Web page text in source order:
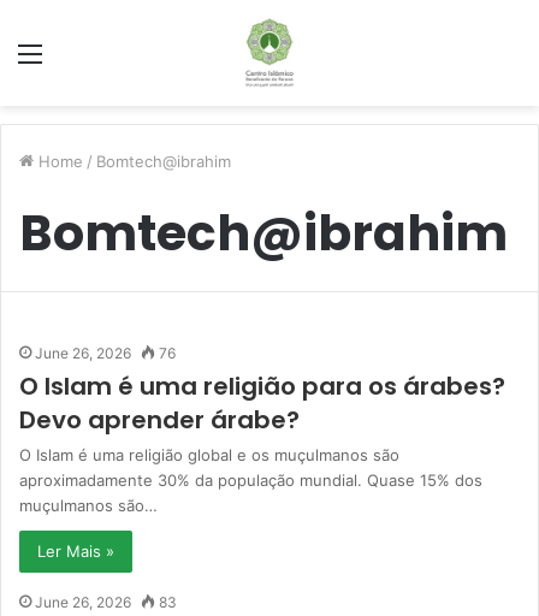
Menu
Home / Bomtech@ibrahim
Bomtech@ibrahim
June 26, 2026 76
O Islam é uma religião para os árabes?
Devo aprender árabe?
O Islam é uma religião global e os muçulmanos são
aproximadamente 30% da população mundial. Quase 15% dos
muçulmanos são…
Ler Mais »
June 26, 2026 83